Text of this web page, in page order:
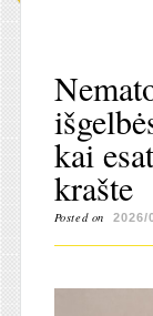
kai
krašte
Posted on 2026/